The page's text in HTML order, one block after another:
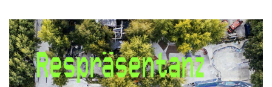
Kontakte
Semesterinformationen
Newsletter
Stellenausschreibungen